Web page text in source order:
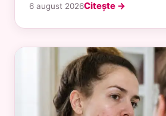
6 august 2026Citește →